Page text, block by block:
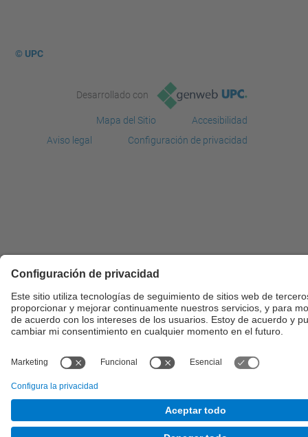
© UPC
Desarrollado con
Mapa del Sitio
Accesibilidad
Aviso legal
Configuración de privacidad